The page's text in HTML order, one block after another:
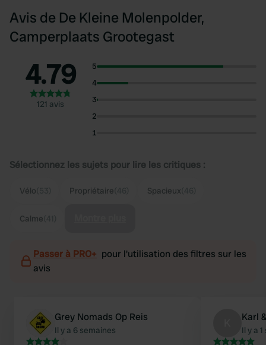
Avis de De Kleine Molenpolder,
Camperplaats Grootegast
4.79
121 avis
5
4
3
2
1
Sélectionnez les sujets pour lire les critiques :
Vélo Propriétaire Spacieux
Calme
Passer à PRO+ pour l'utilisation des filtres sur les
avis
Grey Nomads Op Reis
Il y a 6 semaines
Karl
Il y a